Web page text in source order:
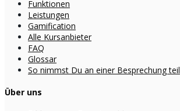
Funktionen
Leistungen
Gamification
Alle Kursanbieter
FAQ
Glossar
So nimmst Du an einer Besprechung teil
Über uns